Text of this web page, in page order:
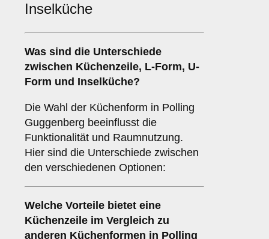
Inselküche
Was sind die Unterschiede
zwischen Küchenzeile, L-Form, U-
Form und Inselküche?
Die Wahl der Küchenform in Polling
Guggenberg beeinflusst die
Funktionalität und Raumnutzung.
Hier sind die Unterschiede zwischen
den verschiedenen Optionen:
Welche Vorteile bietet eine
Küchenzeile im Vergleich zu
anderen Küchenformen in Polling